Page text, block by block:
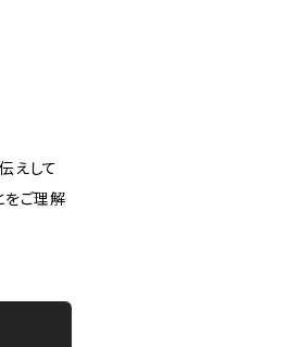
えして
をご理解